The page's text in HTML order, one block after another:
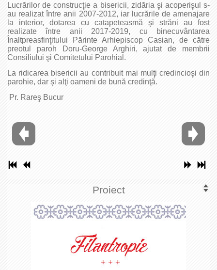
Lucrărilor de construcţie a bisericii, zidăria şi acoperişul s-
au realizat între anii 2007-2012, iar lucrările de amenajare
la interior, dotarea cu catapeteasmă şi străni au fost
realizate între anii 2017-2019, cu binecuvântarea
Înaltpreasfinţitului Părinte Arhiepiscop Casian, de către
preotul paroh Doru-George Arghiri, ajutat de membrii
Consiliului şi Comitetului Parohial.
La ridicarea bisericii au contribuit mai mulţi credincioşi din
parohie, dar şi alţi oameni de bună credinţă.
Pr. Rareş Bucur
Proiect